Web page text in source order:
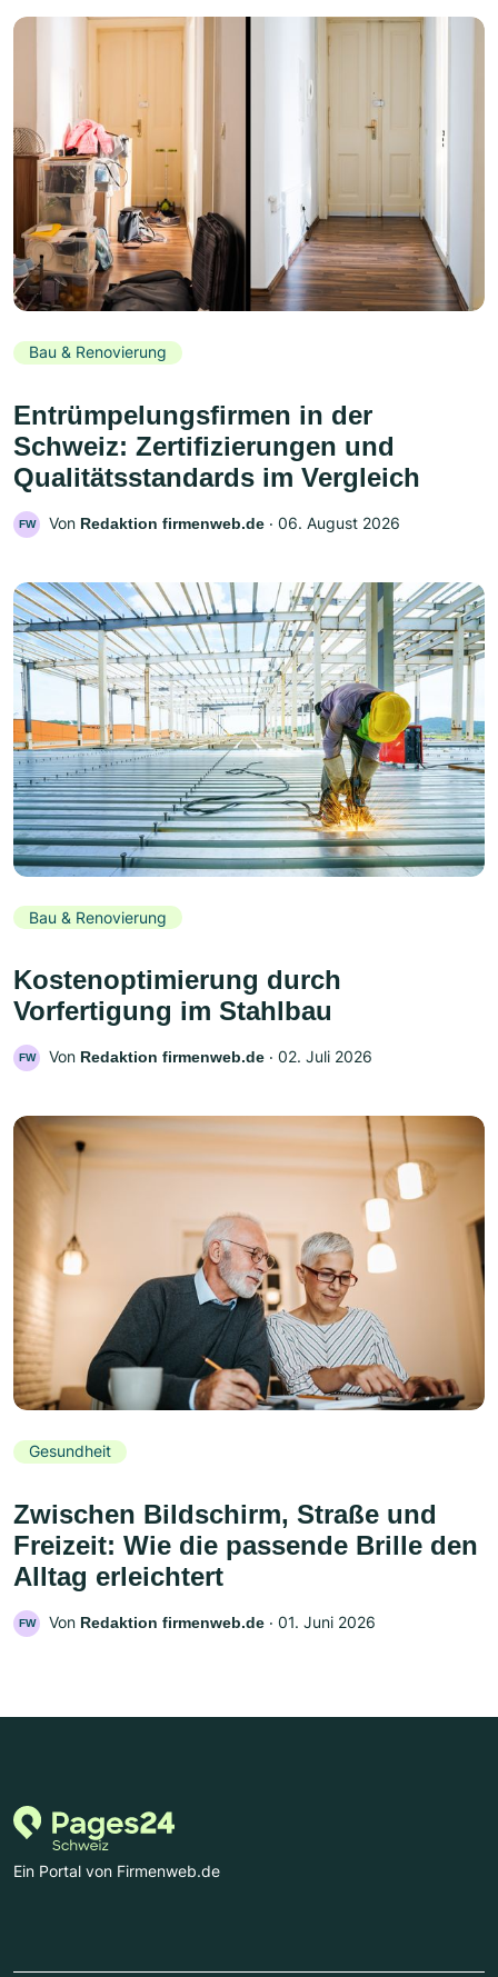
Bau & Renovierung
Entrümpelungsfirmen in der
Schweiz: Zertifizierungen und
Qualitätsstandards im Vergleich
FW Von Redaktion firmenweb.de ‧ 06. August 2026
Bau & Renovierung
Kostenoptimierung durch
Vorfertigung im Stahlbau
FW Von Redaktion firmenweb.de ‧ 02. Juli 2026
Gesundheit
Zwischen Bildschirm, Straße und
Freizeit: Wie die passende Brille den
Alltag erleichtert
FW Von Redaktion firmenweb.de ‧ 01. Juni 2026
Ein Portal von Firmenweb.de